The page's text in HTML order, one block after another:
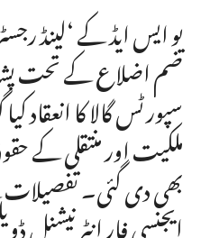
یو ایس ایڈ کے ‘لینڈ
ضم اضلاع کے تحت
سپورٹس گالا کا انعقاد
ملکیت اور منتقلی
بھی دی گئی۔
ایجنسی فار